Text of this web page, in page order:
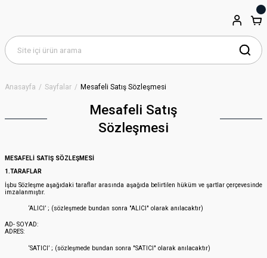
Anasayfa Sayfalar Mesafeli Satış Sözleşmesi
Mesafeli Satış
Sözleşmesi
MESAFELİ SATIŞ SÖZLEŞMESİ
1.TARAFLAR
İşbu Sözleşme aşağıdaki taraflar arasında aşağıda belirtilen hüküm ve şartlar çerçevesinde
imzalanmıştır.
‘ALICI’ ; (sözleşmede bundan sonra "ALICI" olarak anılacaktır)
AD- SOYAD:
ADRES:
‘SATICI’ ; (sözleşmede bundan sonra "SATICI" olarak anılacaktır)